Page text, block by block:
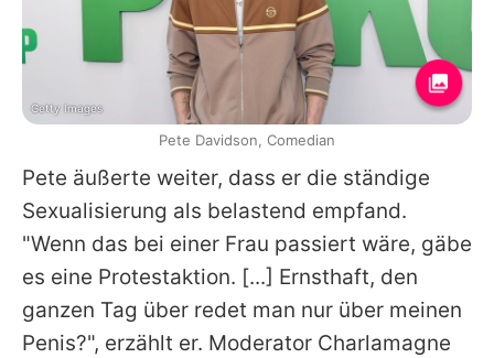
Pete äußerte weiter, dass er die ständige
Sexualisierung als belastend empfand.
"Wenn das bei einer Frau passiert wäre, gäbe
es eine Protestaktion. [...] Ernsthaft, den
ganzen Tag über redet man nur über meinen
Penis?", erzählt er. Moderator Charlamagne
Getty Images
Pete Davidson, Comedian